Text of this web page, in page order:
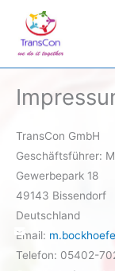
Inhalt
springen
TransCon GmbH
Geschäftsführer:
Gewerbepark 18
49143 Bissendorf
Deutschland
Email:
Telefon: 05402-